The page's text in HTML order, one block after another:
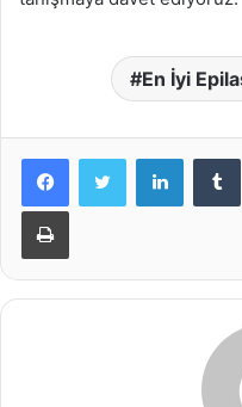
En İyi
LinkedIn
Yazdır